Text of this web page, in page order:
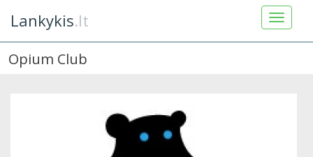
Lankykis.lt
Opium Club